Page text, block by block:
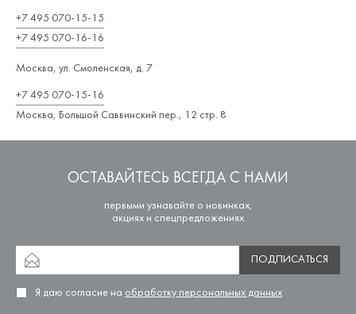
+7 495 070-15-15
+7 495 070-16-16
Москва, ул. Смоленская, д. 7
+7 495 070-15-16
Москва, Большой Саввинский пер., 12 стр. 8
ОСТАВАЙТЕСЬ ВСЕГДА С НАМИ
первыми узнавайте о новинках,
акциях и спецпредложениях
ПОДПИСАТЬСЯ
Я даю согласие на обработку персональных данных